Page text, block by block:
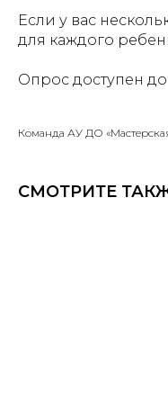
Если у вас
для каждого
Опрос доступен
Команда АУ ДО
СМОТРИТЕ